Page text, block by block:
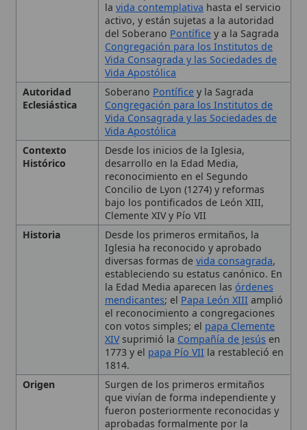
SoberanoPontíficey la Sagrada
Congregación para los Institutos de
Vida Consagrada y las Sociedades de
Vida Apostólica
Desde los inicios de la Iglesia,
desarrollo en la Edad Media,
reconocimiento en el Segundo
Concilio de Lyon (1274) y reformas
bajo los pontificados de León XIII,
Clemente XIV y Pío VII
Historia
Desde los primeros ermitaños, la
Iglesia ha reconocido y aprobado
diversas formas de vida consagrada
estableciendo su estatus canónico. En
la Edad Media aparecen las órdenes
mendicantes; elPapa León XIIIamplió
el reconocimiento a congregaciones
con votos simples; elpapa Clemente
XIVsuprimió laCompañía de Jesúsen
1773 y elpapa Pío VIIla restableció en
1814.
Surgen de los primeros ermitaños
que vivían de forma independiente y
fueron posteriormente reconocidas y
aprobadas formalmente por la
Iglesia.
Orden religiosa, Contemplativas,
activas y mixtas; convotos solemneso
simples; clericales o laicales;
monásticas,mendicantes, clérigos
regulares; terceras órdenes., Instituto
devida consagrada, Contemplativas,
activas, mixtas;votos solemneso
simples; clericales o laicales;
🙏 Bienvenido a Wikitólica
Esta enciclopedia es un recurso privado de referencia sin
imprimatur . No sustituye al Catecismo, a la Sagrada
Escritura ni a los documentos oficiales de la Iglesia y está
destinada únicamente a la estudio personal. El borrador de
los artículos se compone conMagisterium. Queda